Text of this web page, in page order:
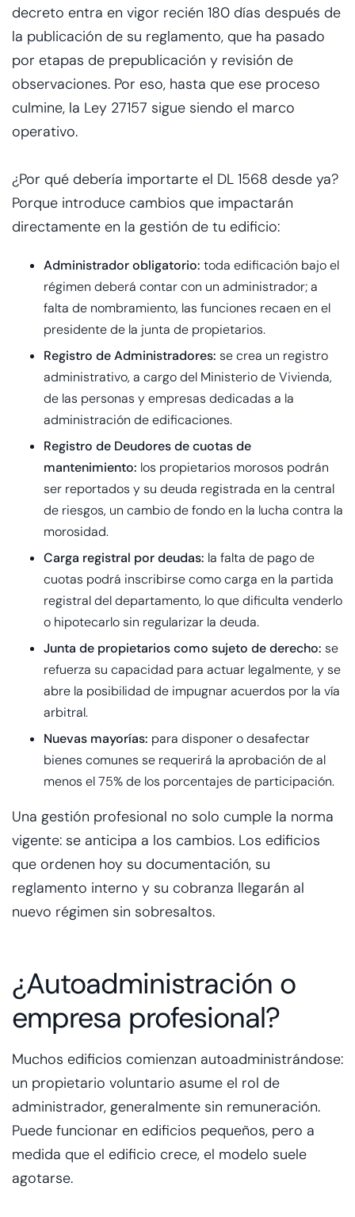
decreto entra en vigor recién 180 días después de
la publicación de su reglamento, que ha pasado
por etapas de prepublicación y revisión de
observaciones. Por eso, hasta que ese proceso
culmine, la Ley 27157 sigue siendo el marco
operativo.
¿Por qué debería importarte el DL 1568 desde ya?
Porque introduce cambios que impactarán
directamente en la gestión de tu edificio:
Administrador obligatorio: toda edificación bajo el
régimen deberá contar con un administrador; a
falta de nombramiento, las funciones recaen en el
presidente de la junta de propietarios.
Registro de Administradores: se crea un registro
administrativo, a cargo del Ministerio de Vivienda,
de las personas y empresas dedicadas a la
administración de edificaciones.
Registro de Deudores de cuotas de
mantenimiento: los propietarios morosos podrán
ser reportados y su deuda registrada en la central
de riesgos, un cambio de fondo en la lucha contra la
morosidad.
Carga registral por deudas: la falta de pago de
cuotas podrá inscribirse como carga en la partida
registral del departamento, lo que dificulta venderlo
o hipotecarlo sin regularizar la deuda.
Junta de propietarios como sujeto de derecho: se
refuerza su capacidad para actuar legalmente, y se
abre la posibilidad de impugnar acuerdos por la vía
arbitral.
Nuevas mayorías: para disponer o desafectar
bienes comunes se requerirá la aprobación de al
menos el 75% de los porcentajes de participación.
Una gestión profesional no solo cumple la norma
vigente: se anticipa a los cambios. Los edificios
que ordenen hoy su documentación, su
reglamento interno y su cobranza llegarán al
nuevo régimen sin sobresaltos.
¿Autoadministración o
empresa profesional?
Muchos edificios comienzan autoadministrándose:
un propietario voluntario asume el rol de
administrador, generalmente sin remuneración.
Puede funcionar en edificios pequeños, pero a
medida que el edificio crece, el modelo suele
agotarse.